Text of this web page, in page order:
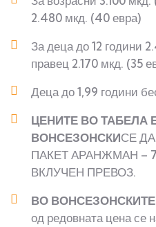
2.480 мкд. (40 евра)
За деца до 12 години
правец 2.170 мкд. (35
Деца до 1,99 години
ЦЕНИТЕ ВО ТАБЕЛА
ВОНСЕЗОНСКИСЕ
ПАКЕТ АРАНЖМАН –
ВКЛУЧЕН ПРЕВОЗ.
ВО
од редовната цена се